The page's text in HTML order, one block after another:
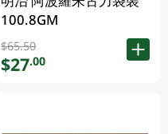
100.8GM
$65.50
$27.00